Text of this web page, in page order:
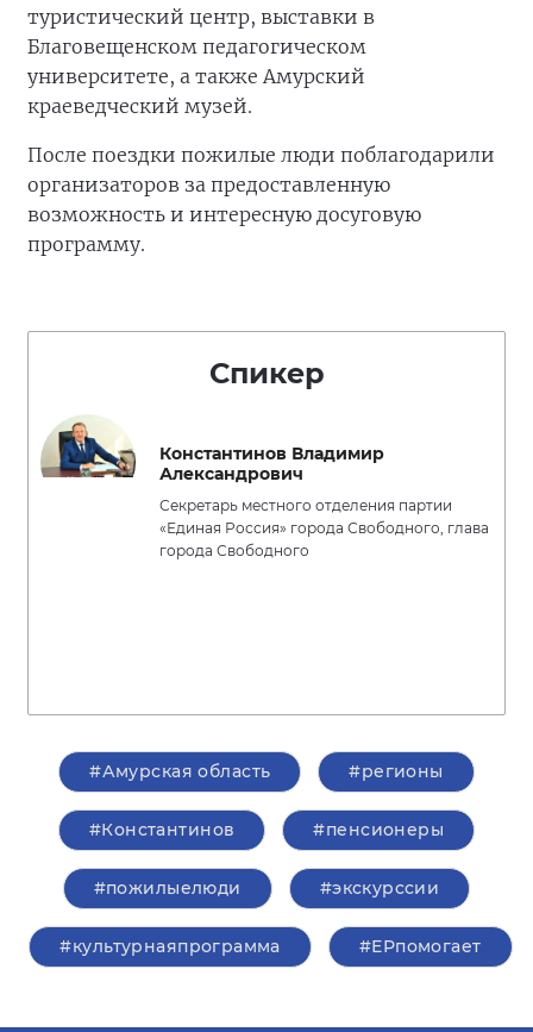
туристический центр, выставки в
Благовещенском педагогическом
университете, а также Амурский
краеведческий музей.
После поездки пожилые люди поблагодарили
организаторов за предоставленную
возможность и интересную досуговую
программу.
Спикер
Константинов Владимир
Александрович
Секретарь местного отделения партии
«Единая Россия» города Свободного, глава
города Свободного
#Амурская область #регионы
#Константинов #пенсионеры
#пожилыелюди #экскурссии
#культурнаяпрограмма #ЕРпомогает